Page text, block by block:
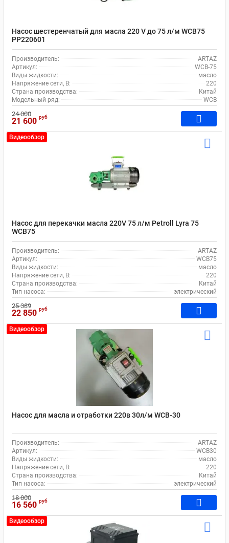
Насос шестеренчатый для масла 220 V до 75 л/м WCB75
PP220601
Производитель:
ARTAZ
Артикул:
WCB-75
Виды жидкости:
масло
Напряжение сети, В:
220
Страна производства:
Китай
Модельный ряд:
WCB
24 000
21 600 руб
Видеообзор
Насос для перекачки масла 220V 75 л/м Petroll Lyra 75
WCB75
Производитель:
ARTAZ
Артикул:
WCB75
Виды жидкости:
масло
Напряжение сети, В:
220
Страна производства:
Китай
Тип насоса:
электрический
25 389
22 850 руб
Видеообзор
Насос для масла и отработки 220в 30л/м WCB-30
Производитель:
ARTAZ
Артикул:
WCB30
Виды жидкости:
масло
Напряжение сети, В:
220
Страна производства:
Китай
Тип насоса:
электрический
18 000
16 560 руб
Видеообзор